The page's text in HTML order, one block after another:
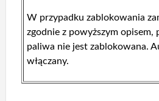
W przypadku zablokowania
zgodnie z powyższym
paliwa nie jest zablokowana.
włączany.